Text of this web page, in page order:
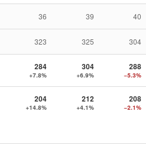
36 39 40
323 325 304
284
+7.8%
304
+6.9%
288
−5.3%
204
+14.8%
212
+4.1%
208
−2.1%